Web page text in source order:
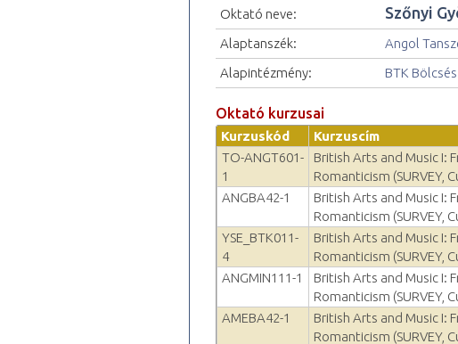
Oktató neve: Szőnyi
Alaptanszék:
Angol
Alapintézmény:
BTK
Oktató kurzusai
Kurzuskód Kurzuscím
TO-ANGT601-
1
British Arts and Music I:
Romanticism (SURVEY,
ANGBA42-1
British Arts and Music I:
Romanticism (SURVEY,
YSE_BTK011-
4
British Arts and Music I:
Romanticism (SURVEY,
ANGMIN111-1
British Arts and Music I:
Romanticism (SURVEY,
AMEBA42-1
British Arts and Music I:
Romanticism (SURVEY,